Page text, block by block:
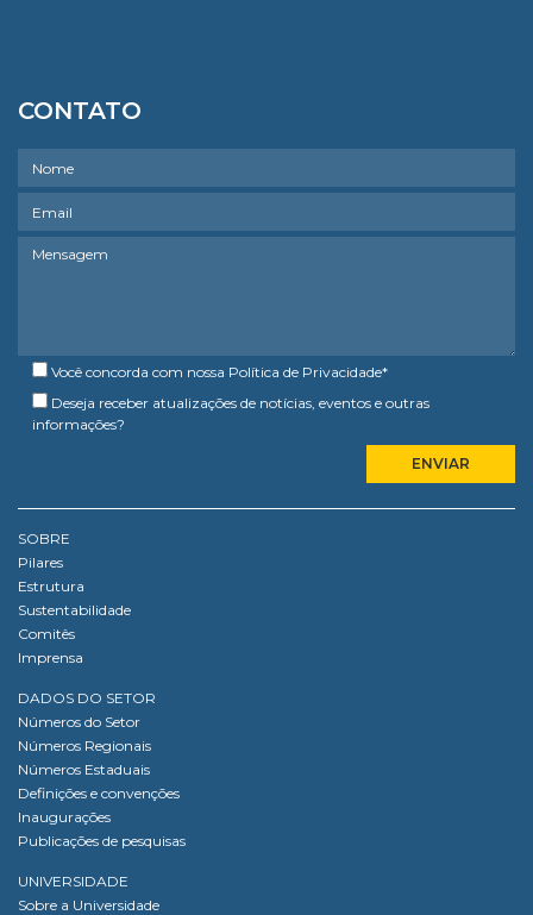
CONTATO
Você concorda com nossa Política de Privacidade*
Deseja receber atualizações de notícias, eventos e outras
informações?
SOBRE
Pilares
Estrutura
Sustentabilidade
Comitês
Imprensa
DADOS DO SETOR
Números do Setor
Números Regionais
Números Estaduais
Definições e convenções
Inaugurações
Publicações de pesquisas
UNIVERSIDADE
Sobre a Universidade